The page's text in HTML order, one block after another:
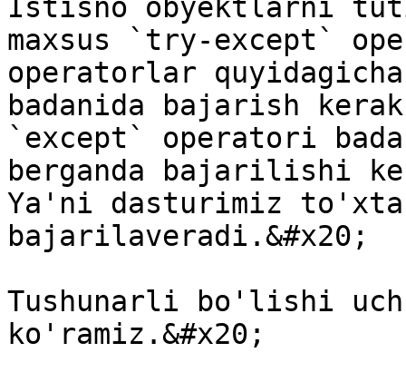
Istisno obyektlarni
maxsus `try-except`
operatorlar
badanida bajarish
`except` operatori
berganda bajarilishi
Ya'ni dasturimiz
bajarilaveradi.&#x20;
Tushunarli bo'lishi
ko'ramiz.&#x20;